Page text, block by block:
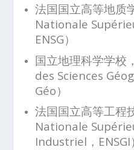
法国国立高等地质
Nationale
ENSG）
国立地理科学学校
des Sciences
Géo）
法国国立高等工程
Nationale
Industriel，ENSGI）